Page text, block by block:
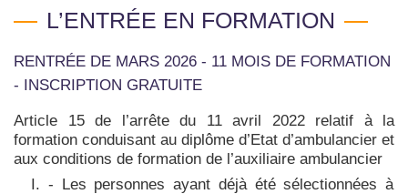
L’ENTRÉE EN FORMATION
RENTRÉE DE MARS 2026 - 11 MOIS DE FORMATION
- INSCRIPTION GRATUITE
Article 15 de l’arrête du 11 avril 2022 relatif à la
formation conduisant au diplôme d’Etat d’ambulancier et
aux conditions de formation de l’auxiliaire ambulancier
I. - Les personnes ayant déjà été sélectionnées à